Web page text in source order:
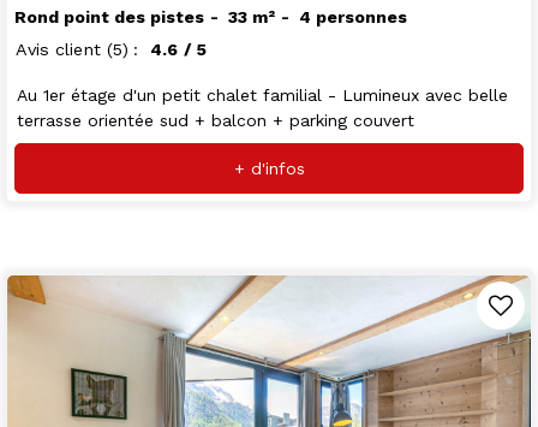
Rond point des pistes 33 m²
4 personnes
Avis client (5) 4.6 / 5
Au 1er étage d'un petit chalet familial - Lumineux avec belle
terrasse orientée sud + balcon + parking couvert
+ d'infos